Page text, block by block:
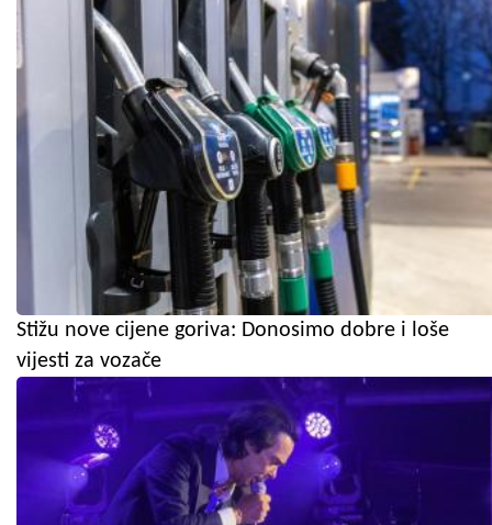
Stižu nove cijene goriva: Donosimo dobre i loše
vijesti za vozače